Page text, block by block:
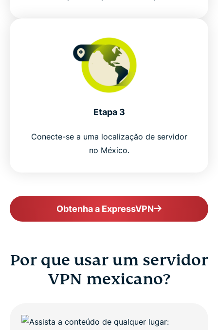
Why ExpressVPN is the best VPN for Mexico
ExpressVPN vs. free Mexico VPNs
Trusted by millions of VPN users
Explore VPN servers worldwide
Get ExpressVPN for Mexico risk-free
Etapa 3
Conecte-se a uma localização de servidor
no México.
Obtenha a ExpressVPN
Por que usar um servidor
VPN mexicano?